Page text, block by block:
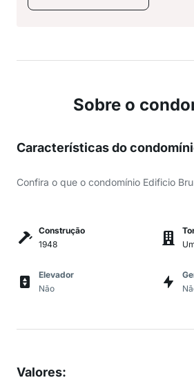
Sobre o
Características do
Confira o que o condomínio Edificio
Construção
1948
Elevador
Não
Valores: